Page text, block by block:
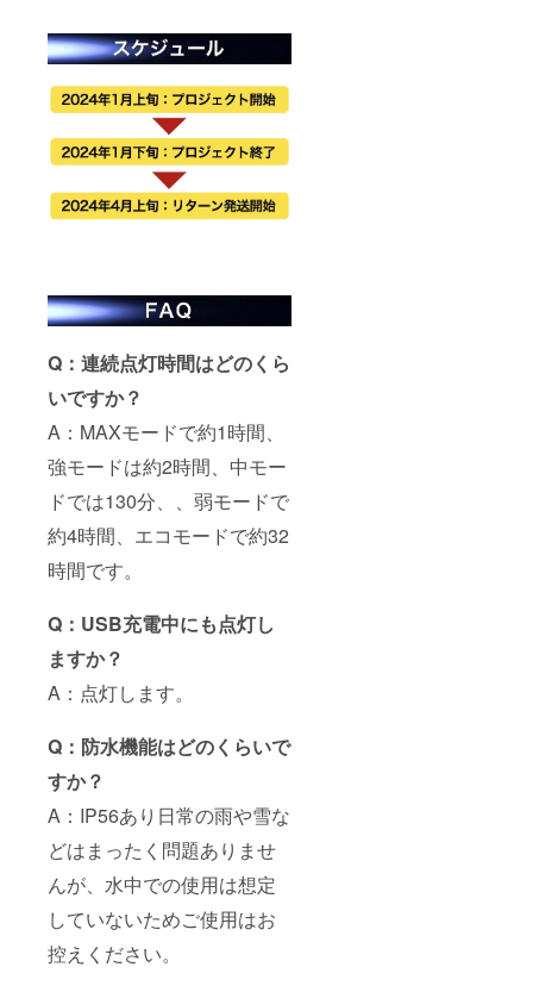
Q：連続点灯時間はどのくら
いですか？
A：MAXモードで約1時間、
強モードは約2時間、中モー
ドでは130分、、弱モードで
約4時間、エコモードで約32
時間です。
Q：USB充電中にも点灯し
ますか？
A：点灯します。
Q：防水機能はどのくらいで
すか？
A：IP56あり日常の雨や雪な
どはまったく問題ありませ
んが、水中での使用は想定
していないためご使用はお
控えください。